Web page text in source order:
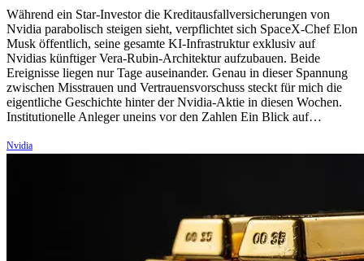
Während ein Star-Investor die Kreditausfallversicherungen von
Nvidia parabolisch steigen sieht, verpflichtet sich SpaceX-Chef Elon
Musk öffentlich, seine gesamte KI-Infrastruktur exklusiv auf
Nvidias künftiger Vera-Rubin-Architektur aufzubauen. Beide
Ereignisse liegen nur Tage auseinander. Genau in dieser Spannung
zwischen Misstrauen und Vertrauensvorschuss steckt für mich die
eigentliche Geschichte hinter der Nvidia-Aktie in diesen Wochen.
Institutionelle Anleger uneins vor den Zahlen Ein Blick auf…
Nvidia